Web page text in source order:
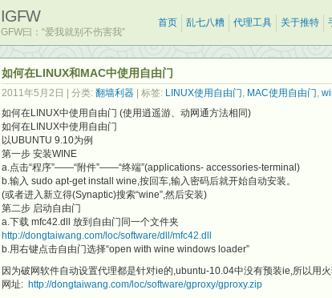
IGFW
GFW曰：“爱我就别不伤害我”
首页 乱七八糟 代理工具 关于推特
如何在LINUX和MAC中使用自由门
2011年5月2日 | 分类: 翻墙利器 | 标签: LINUX使用自由门, MAC使用自由门,
如何在LINUX中使用自由门 (使用逍遥游、动网通方法相同)
如何在LINUX中使用自由门
以UBUNTU 9.10为例
第一步 安装WINE
a.点击“程序”——“附件”——“终端”(applications- accessories-terminal)
b.输入 sudo apt-get install wine,按回车,输入密码后就开始自动安装。
(或者进入新立得(Synaptic)搜索“wine”,然后安装)
第二步 启动自由门
a.下载 mfc42.dll 放到自由门同一个文件夹
http://dongtaiwang.com/loc/software/dll/mfc42.dll
b.用右键点击自由门选择“open with wine windows loader”
因为破网软件自动设置代理都是针对ie的,ubuntu-10.04中没有预装ie,所以用
网址: http://dongtaiwang.com/loc/software/gproxy/gproxy.zip